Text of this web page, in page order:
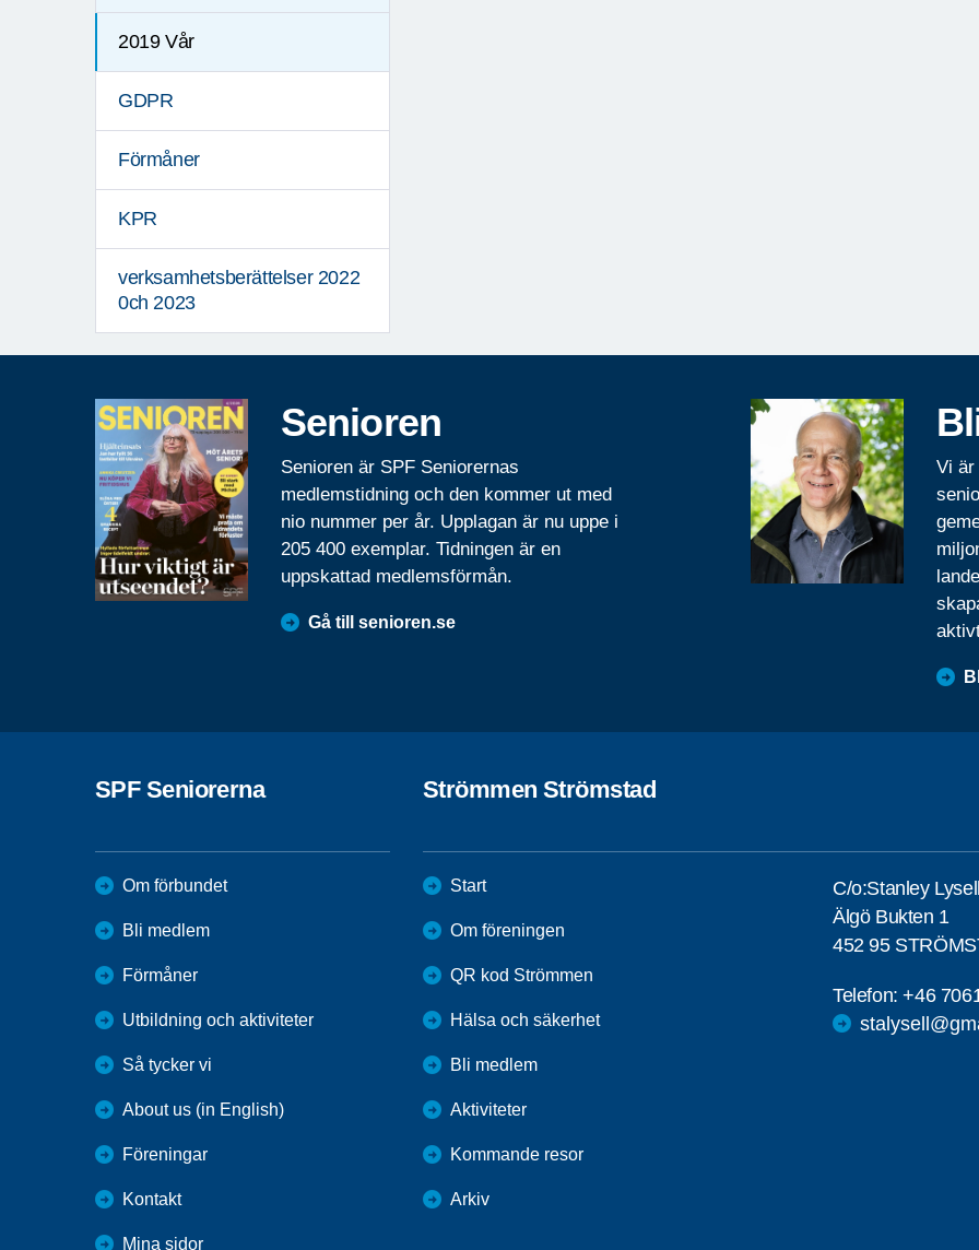
2019 Vår
GDPR
Förmåner
KPR
verksamhetsberättelser 2022
0ch 2023
Senioren
Senioren är SPF Seniorernas
medlemstidning och den kommer ut med
nio nummer per år. Upplagan är nu uppe i
205 400 exemplar. Tidningen är en
uppskattad medlemsförmån.
Gå till senioren.se
Vi är
SPF Seniorerna
Om förbundet
Bli medlem
Förmåner
Utbildning och aktiviteter
Så tycker vi
About us (in English)
Föreningar
Kontakt
Mina sidor
Strömmen Strömstad
Start
Om föreningen
QR kod Strömmen
Hälsa och säkerhet
Bli medlem
Aktiviteter
Kommande resor
Arkiv
C/o:Stanley
Älgö Bukten 1
452 95
Telefon:+46